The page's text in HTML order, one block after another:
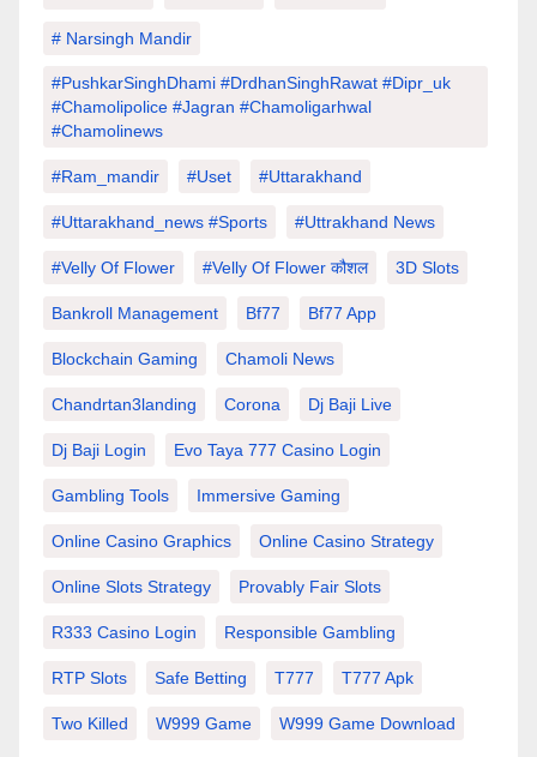
# Narsingh Mandir
#PushkarSinghDhami #drdhanSinghRawat #dipr_uk
#chamolipolice #Jagran #chamoligarhwal
#chamolinews
#Ram_mandir #uset #uttarakhand
#Uttarakhand_news #sports #Uttrakhand News
#velly Of Flower #velly Of Flower कौशल 3D Slots
Bankroll Management Bf77 Bf77 App
Blockchain Gaming Chamoli News
Chandrtan3landing Corona Dj Baji Live
Dj Baji Login Evo Taya 777 Casino Login
Gambling Tools Immersive Gaming
Online Casino Graphics Online Casino Strategy
Online Slots Strategy Provably Fair Slots
R333 Casino Login Responsible Gambling
RTP Slots Safe Betting T777 T777 Apk
Two Killed W999 Game W999 Game Download